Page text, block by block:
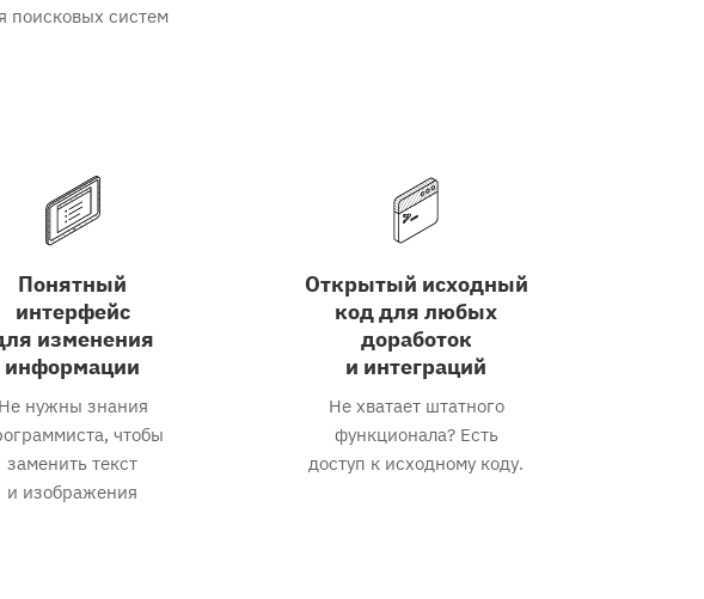
поисковых систем
Понятный
интерфейс
изменения
информации
Не нужны знания
чтобы
заменить текст
и изображения
Открытый исходный
код для любых
доработок
и интеграций
Не хватает штатного
функционала? Есть
доступ к исходному коду.